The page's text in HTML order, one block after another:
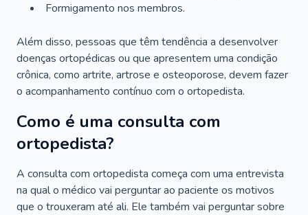
Formigamento nos membros.
Além disso, pessoas que têm tendência a desenvolver
doenças ortopédicas ou que apresentem uma condição
crônica, como artrite, artrose e osteoporose, devem fazer
o acompanhamento contínuo com o ortopedista.
Como é uma consulta com
ortopedista?
A consulta com ortopedista começa com uma entrevista
na qual o médico vai perguntar ao paciente os motivos
que o trouxeram até ali. Ele também vai perguntar sobre